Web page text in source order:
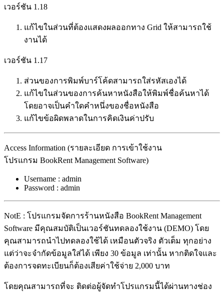
เวอร์ชัน 1.18
แก้ไขในส่วนที่ต้องแสดงผลออกทาง Grid ให้สามารถใช้
งานได้
เวอร์ชัน 1.17
ส่วนของการพิมพ์บาร์โค้ดสามารถใส่รหัสเองได้
แก้ไขในส่วนของการค้นหาหนังสือให้พิมพ์ชื่อค้นหาได้
โดยอาจเป็นคำใดคำหนึ่งของชื่อหนังสือ
แก้ไขข้อผิดพลาดในการคิดเงินค่าปรับ
Access Information (รายละเอียด การเข้าใช้งาน
โปรแกรม BookRent Management Software)
Username : admin
Password : admin
NotE : โปรแกรมจัดการร้านหนังสือ BookRent Management
Software มีคุณสมบัติเป็นเวอร์ชันทดลองใช้งาน (DEMO) โดย
คุณสามารถนำไปทดลองใช้ได้ เหมือนตัวจริง ตัวเต็ม ทุกอย่าง
แต่ว่าจะจำกัดข้อมูลใส่ได้ เพียง 30 ข้อมูล เท่านั้น หากติดใจและ
ต้องการจดทะเบียนก็ต้องเสียค่าใช้จ่าย 2,000 บาท
โดยคุณสามารถที่จะ ติดต่อผู้จัดทำโปรแกรมนี้ได้ผ่านทางช่อง